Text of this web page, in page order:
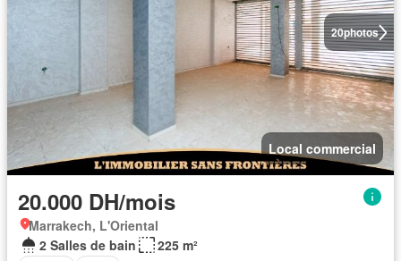
20photos
Local commercial
20.000 DH/mois
Marrakech, L'Oriental
2 Salles de bain
225 m²